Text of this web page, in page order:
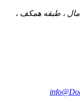
، طبقه همکف ،